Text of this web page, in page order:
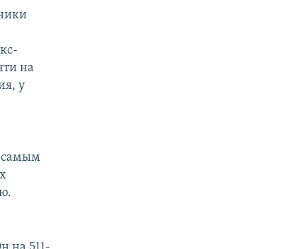
на
у
самым